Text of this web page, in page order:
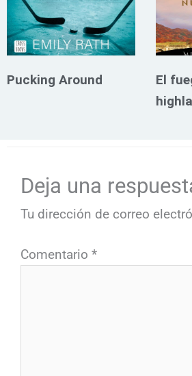
Pucking Around
El
Deja una
Tu dirección de correo
Comentario *